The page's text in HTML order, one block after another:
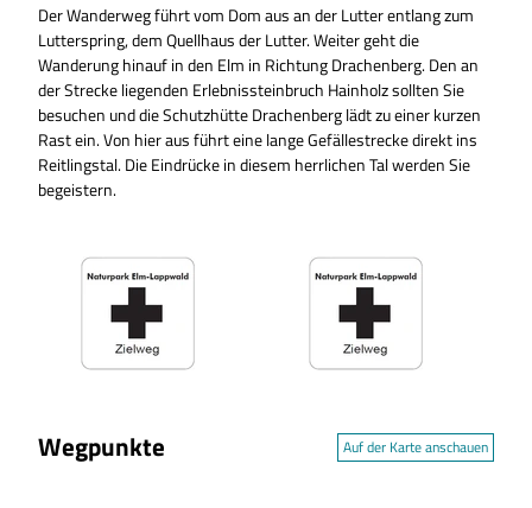
Der Wanderweg führt vom Dom aus an der Lutter entlang zum
Lutterspring, dem Quellhaus der Lutter. Weiter geht die
Wanderung hinauf in den Elm in Richtung Drachenberg. Den an
der Strecke liegenden Erlebnissteinbruch Hainholz sollten Sie
besuchen und die Schutzhütte Drachenberg lädt zu einer kurzen
Rast ein. Von hier aus führt eine lange Gefällestrecke direkt ins
Reitlingstal. Die Eindrücke in diesem herrlichen Tal werden Sie
begeistern.
Wegpunkte Auf der Karte anschauen